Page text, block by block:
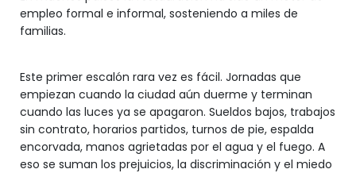
empleo formal e informal, sosteniendo a miles de
familias.
Este primer escalón rara vez es fácil. Jornadas que
empiezan cuando la ciudad aún duerme y terminan
cuando las luces ya se apagaron. Sueldos bajos, trabajos
sin contrato, horarios partidos, turnos de pie, espalda
encorvada, manos agrietadas por el agua y el fuego. A
eso se suman los prejuicios, la discriminación y el miedo